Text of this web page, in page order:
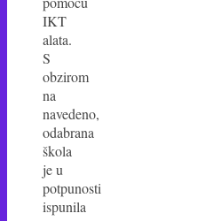
IKT
alata.
S
obzirom
na
navedeno,
odabrana
škola
je u
potpunosti
ispunila